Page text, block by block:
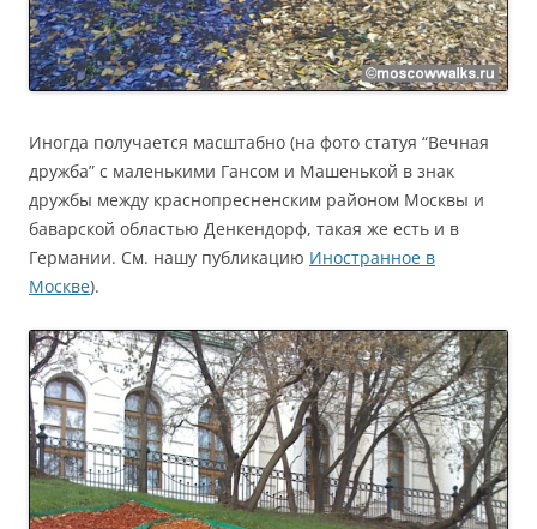
Иногда получается масштабно (на фото статуя “Вечная
дружба” с маленькими Гансом и Машенькой в знак
дружбы между краснопресненским районом Москвы и
баварской областью Денкендорф, такая же есть и в
Германии. См. нашу публикацию Иностранное в
Москве).